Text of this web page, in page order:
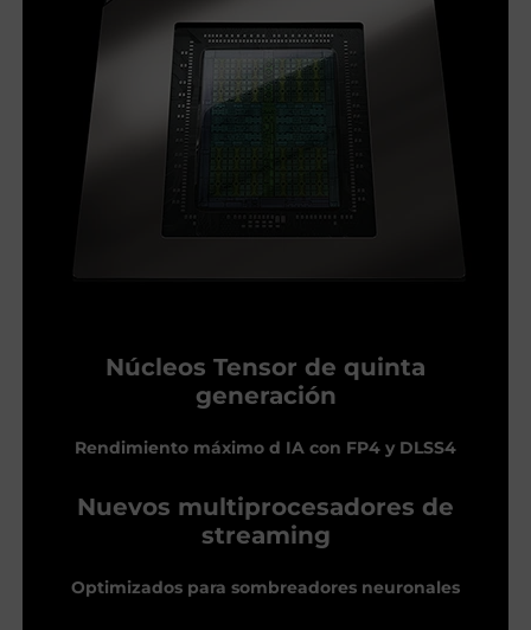
Núcleos Tensor de quinta
generación
Rendimiento máximo d IA con FP4 y DLSS4
Nuevos multiprocesadores de
streaming
Optimizados para sombreadores neuronales